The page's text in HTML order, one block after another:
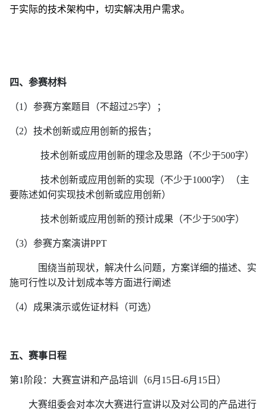
于实际的技术架构中，切实解决用户需求。
四、参赛材料
（1）参赛方案题目（不超过25字）；
（2）技术创新或应用创新的报告；
技术创新或应用创新的理念及思路（不少于500字）
技术创新或应用创新的实现（不少于1000字）（主
要陈述如何实现技术创 新或应用创新）
技术创新或应用创新的预计成果（不少于500字）
（3）参赛方案演讲PPT
围绕当前现状，解决什么问题，方案详细的描述、实
施可行性以及计划成本等方面进行阐述
（4）成果演示或佐证材料（可选）
五、赛事日程
第1阶段：大赛宣讲和产品培训（6月15日-6月15日）
大赛组委会对本次大赛进行宣讲以及对公司的产品进行